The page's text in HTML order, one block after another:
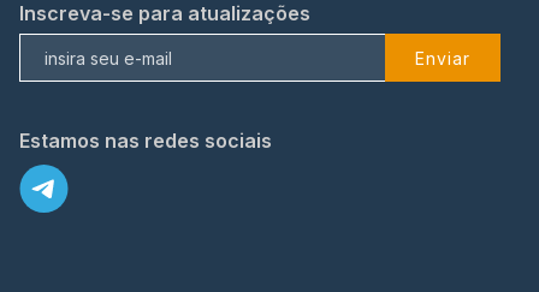
Inscreva-se para atualizações
Enviar
Estamos nas redes sociais